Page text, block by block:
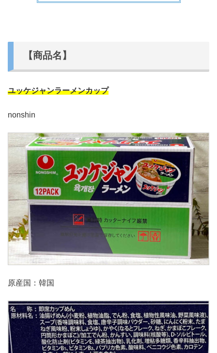
【商品名】
ユッケジャンラーメンカップ
nonshin
原産国：韓国